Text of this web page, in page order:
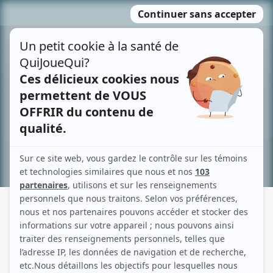
MENU
contenu
Recherche avancée »
LOUISE BOISVERT
Liens
Fiche de Louise Boisvert sur Showbizz.net